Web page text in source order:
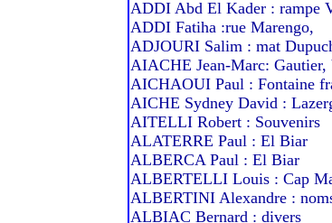
ADDI Abd El Kader : rampe
ADDI Fatiha :rue Marengo,
ADJOURI Salim : mat
AIACHE Jean-Marc: Gautier,
AICHAOUI Paul : Fontaine
AICHE Sydney David :
AITELLI Robert : Souvenirs
ALATERRE Paul : El Biar
ALBERCA Paul : El Biar
ALBERTELLI Louis : Cap
ALBERTINI Alexandre :
ALBIAC Bernard : divers